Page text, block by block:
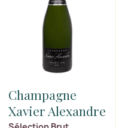
Champagne
Xavier Alexandre